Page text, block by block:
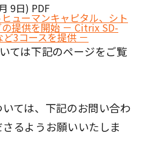
9日) PDF
ューマンキャピタル、シト
提供を開始 － Citrix SD-
3コースを提供 －
ては下記のページをご覧
ては、下記のお問い合わ
るようお願いいたしま